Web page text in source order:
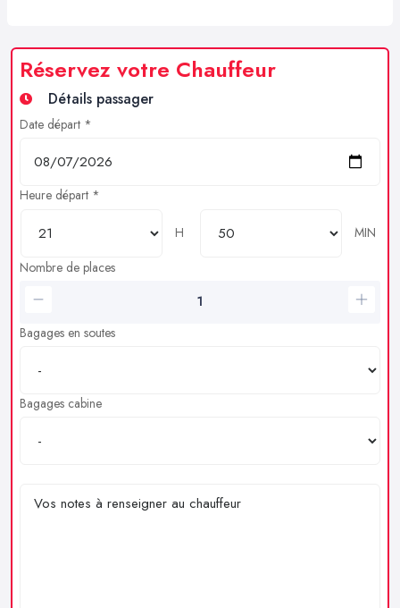
Réservez votre Chauffeur
Détails passager
Date départ *
Heure départ *
H
MIN
Nombre de places
Bagages en soutes
Bagages cabine